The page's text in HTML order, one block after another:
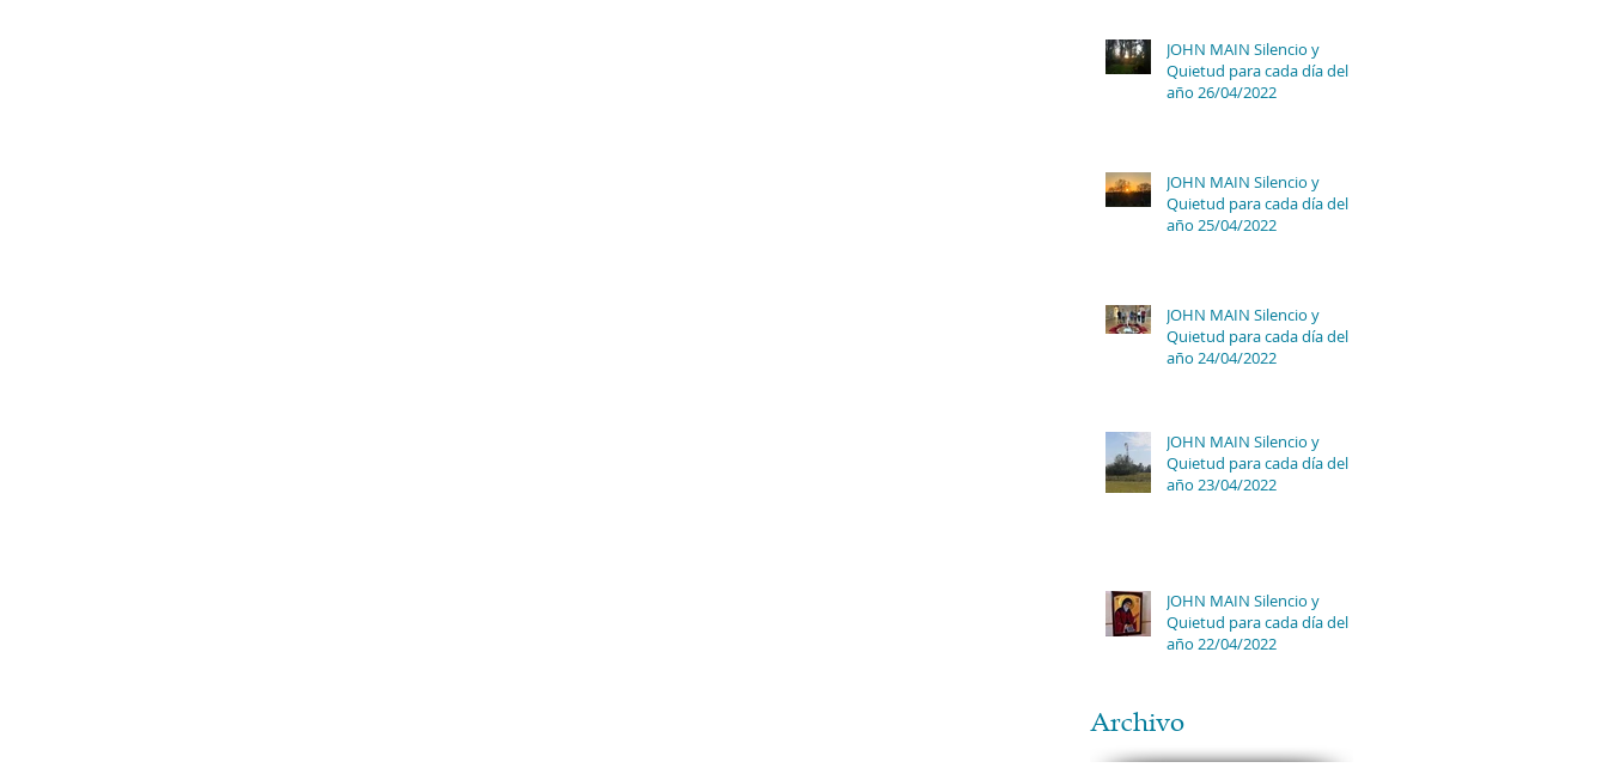
JOHN MAIN Silencio y
Quietud para cada día del
año 26/04/2022
JOHN MAIN Silencio y
Quietud para cada día del
año 25/04/2022
JOHN MAIN Silencio y
Quietud para cada día del
año 24/04/2022
JOHN MAIN Silencio y
Quietud para cada día del
año 23/04/2022
JOHN MAIN Silencio y
Quietud para cada día del
año 22/04/2022
Archivo